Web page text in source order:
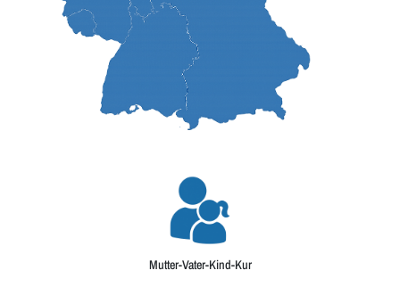
Mutter-Vater-Kind-Kur